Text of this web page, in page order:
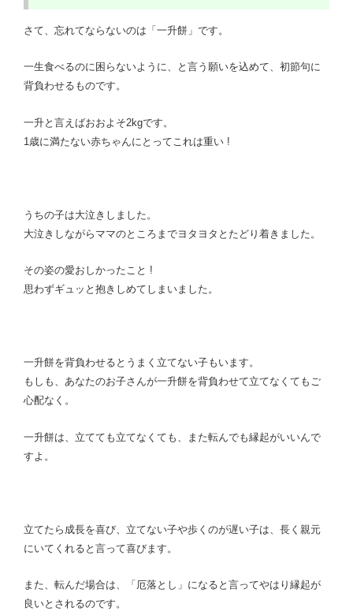
さて、忘れてならないのは「一升餅」です。
一生食べるのに困らないように、と言う願いを込めて、初節句に
背負わせるものです。
一升と言えばおおよそ2kgです。
1歳に満たない赤ちゃんにとってこれは重い !
うちの子は大泣きしました。
大泣きしながらママのところまでヨタヨタとたどり着きました。
その姿の愛おしかったこと !
思わずギュッと抱きしめてしまいました。
一升餅を背負わせるとうまく立てない子もいます。
もしも、あなたのお子さんが一升餅を背負わせて立てなくてもご
心配なく。
一升餅は、立てても立てなくても、また転んでも縁起がいいんで
すよ。
立てたら成長を喜び、立てない子や歩くのが遅い子は、長く親元
にいてくれると言って喜びます。
また、転んだ場合は、「厄落とし」になると言ってやはり縁起が
良いとされるのです。